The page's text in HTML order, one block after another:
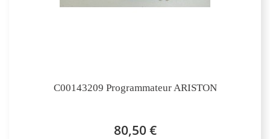
C00143209 Programmateur ARISTON
80,50 €